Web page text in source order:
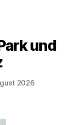
und
2026